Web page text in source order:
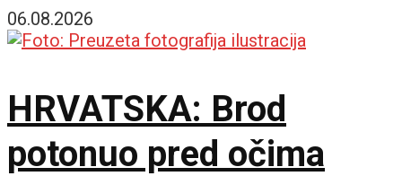
septembra
06.08.2026
HRVATSKA: Brod
potonuo pred očima